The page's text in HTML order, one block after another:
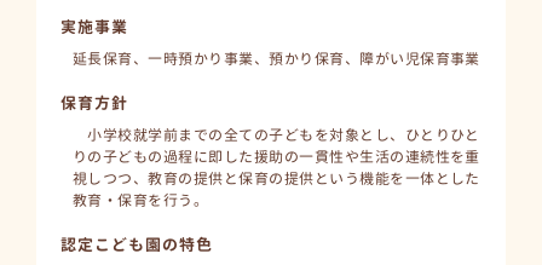
実施事業
延長保育、一時預かり事業、預かり保育、障がい児保育事業
保育方針
小学校就学前までの全ての子どもを対象とし、ひとりひと
りの子どもの過程に即した援助の一貫性や生活の連続性を重
視しつつ、教育の提供と保育の提供という機能を一体とした
教育・保育を行う。
認定こども園の特色